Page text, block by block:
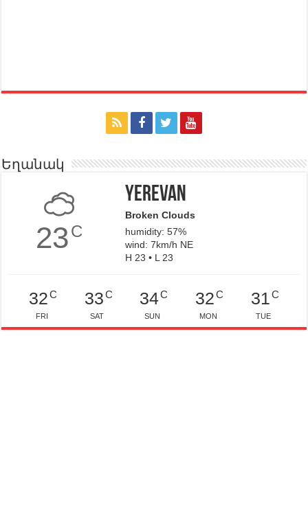
Եղանակ
23C
Yerevan
Broken Clouds
humidity: 57%
wind: 7km/h NE
H 23 • L 23
32C
FRI
33C
SAT
34C
SUN
32C
MON
31C
TUE